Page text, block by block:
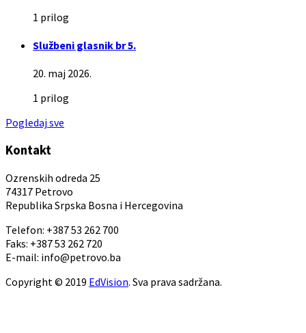
1 prilog
Službeni glasnik br 5.
20. maj 2026.
1 prilog
Pogledaj sve
Kontakt
Ozrenskih odreda 25
74317 Petrovo
Republika Srpska Bosna i Hercegovina
Telefon: +387 53 262 700
Faks: +387 53 262 720
E-mail: info@petrovo.ba
Copyright © 2019 EdVision. Sva prava sadržana.